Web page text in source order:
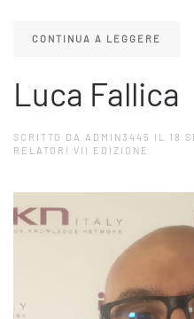
CONTINUA A LEGGERE
Luca Fallica
SCRITTO DA ADMIN3445 IL 18
RELATORI VII EDIZIONE